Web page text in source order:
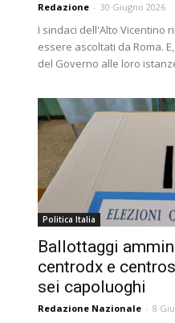
Redazione - 30 Giugno 2026
I sindaci dell'Alto Vicentino
essere ascoltati da Roma.
del Governo alle loro
Politica Italia
Ballottaggi
centrodx e
sei capoluoghi
Redazione Nazionale - 8